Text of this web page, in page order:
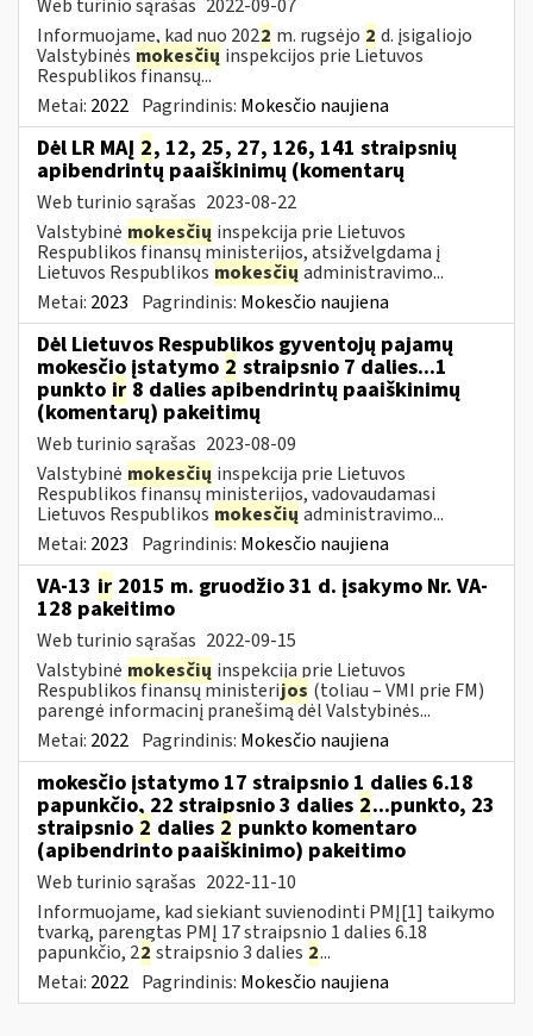
Web turinio sąrašas 2022-09-07
Informuojame, kad nuo 2022 m. rugsėjo 2 d. įsigaliojo
Valstybinės mokesčių inspekcijos prie Lietuvos
Respublikos finansų...
Metai: 2022 Pagrindinis: Mokesčio naujiena
Dėl LR MAĮ 2, 12, 25, 27, 126, 141 straipsnių
apibendrintų paaiškinimų (komentarų
Web turinio sąrašas 2023-08-22
Valstybinė mokesčių inspekcija prie Lietuvos
Respublikos finansų ministerijos, atsižvelgdama į
Lietuvos Respublikos mokesčių administravimo...
Metai: 2023 Pagrindinis: Mokesčio naujiena
Dėl Lietuvos Respublikos gyventojų pajamų
mokesčio įstatymo 2 straipsnio 7 dalies...1
punkto ir 8 dalies apibendrintų paaiškinimų
(komentarų) pakeitimų
Web turinio sąrašas 2023-08-09
Valstybinė mokesčių inspekcija prie Lietuvos
Respublikos finansų ministerijos, vadovaudamasi
Lietuvos Respublikos mokesčių administravimo...
Metai: 2023 Pagrindinis: Mokesčio naujiena
VA-13 ir 2015 m. gruodžio 31 d. įsakymo Nr. VA-
128 pakeitimo
Web turinio sąrašas 2022-09-15
Valstybinė mokesčių inspekcija prie Lietuvos
Respublikos finansų ministerijos (toliau – VMI prie FM)
parengė informacinį pranešimą dėl Valstybinės...
Metai: 2022 Pagrindinis: Mokesčio naujiena
mokesčio įstatymo 17 straipsnio 1 dalies 6.18
papunkčio, 22 straipsnio 3 dalies 2...punkto, 23
straipsnio 2 dalies 2 punkto komentaro
(apibendrinto paaiškinimo) pakeitimo
Web turinio sąrašas 2022-11-10
Informuojame, kad siekiant suvienodinti PMĮ[1] taikymo
tvarką, parengtas PMĮ 17 straipsnio 1 dalies 6.18
papunkčio, 22 straipsnio 3 dalies 2...
Metai: 2022 Pagrindinis: Mokesčio naujiena